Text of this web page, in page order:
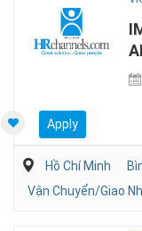
Apply
Hồ Chí Minh
Vận Chuyển/Giao